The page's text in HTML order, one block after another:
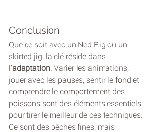
Conclusion
Que ce soit avec un Ned Rig ou un
skirted jig, la clé réside dans
l’adaptation. Varier les animations,
jouer avec les pauses, sentir le fond et
comprendre le comportement des
poissons sont des éléments essentiels
pour tirer le meilleur de ces techniques.
Ce sont des pêches fines, mais